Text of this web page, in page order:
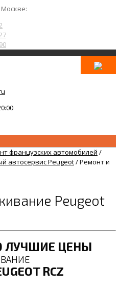
французских автомобилей /
автосервис Peugeot/Ремонт и
Peugeot
ЛУЧШИЕ ЦЕНЫ
RCZ